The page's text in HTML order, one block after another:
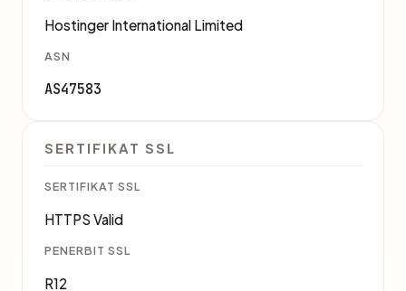
Hostinger International Limited
ASN
AS47583
SERTIFIKAT SSL
SERTIFIKAT SSL
HTTPS Valid
PENERBIT SSL
R12